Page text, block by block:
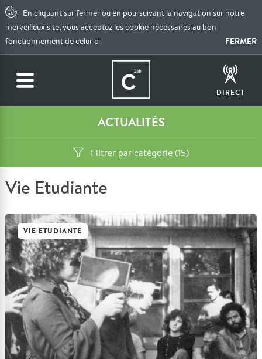
En cliquant sur fermer ou en poursuivant la navigation sur notre
merveilleux site, vous acceptez les cookie nécessaires au bon
fonctionnement de celui-ci
FERMER
DIRECT
ACTUALITÉS
Filtrer par catégorie (15)
Vie Etudiante
VIE ETUDIANTE